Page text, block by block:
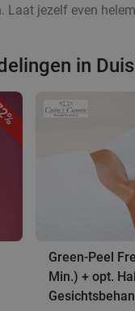
jezelf even
in
Green-Peel
Min.) + opt.